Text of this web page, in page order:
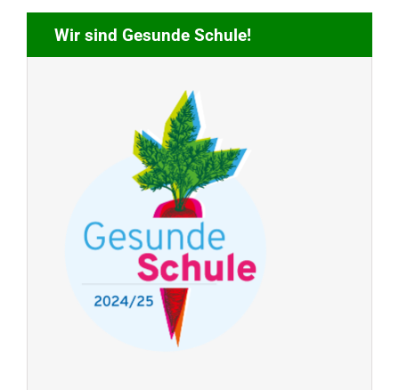
Wir sind Gesunde Schule!